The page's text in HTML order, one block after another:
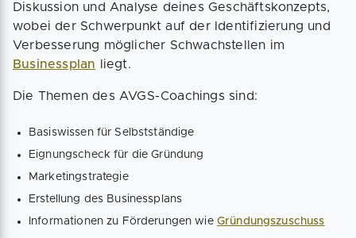
Diskussion und Analyse deines Geschäftskonzepts,
wobei der Schwerpunkt auf der Identifizierung und
Verbesserung möglicher Schwachstellen im
Businessplan liegt.
Die Themen des AVGS-Coachings sind:
Basiswissen für Selbstständige
Eignungscheck für die Gründung
Marketingstrategie
Erstellung des Businessplans
Informationen zu Förderungen wie Gründungszuschuss